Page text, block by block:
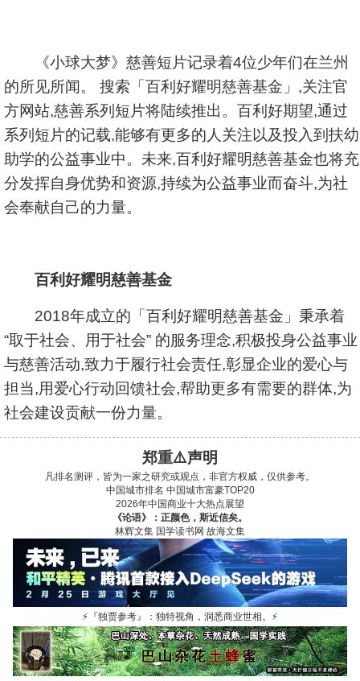
《小球大梦》慈善短片记录着4位少年们在兰州
的所见所闻。 搜索「百利好耀明慈善基金」,关注官
方网站,慈善系列短片将陆续推出。百利好期望,通过
系列短片的记载,能够有更多的人关注以及投入到扶幼
助学的公益事业中。未来,百利好耀明慈善基金也将充
分发挥自身优势和资源,持续为公益事业而奋斗,为社
会奉献自己的力量。
百利好耀明慈善基金
2018年成立的「百利好耀明慈善基金」秉承着
“取于社会、用于社会” 的服务理念,积极投身公益事业
与慈善活动,致力于履行社会责任,彰显企业的爱心与
担当,用爱心行动回馈社会,帮助更多有需要的群体,为
社会建设贡献一份力量。
郑重⚠️声明
凡排名测评，皆为一家之研究或观点，非官方权威，仅供参考。
中国城市排名 中国城市富豪TOP20
2026年中国商业十大热点展望
《论语》：正颜色，斯近信矣。
林辉文集 国学读书网 故海文集
⚡ 『独贾参考』：独特视角，洞悉商业世相。 ⚡